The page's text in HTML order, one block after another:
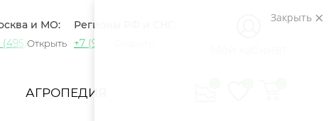
и МО:
(495) 721-60-15
Открыть
Регионы РФ и СНГ:
+7 (965) 420-10-10
АГРОПЕДИЯ
Закрыть